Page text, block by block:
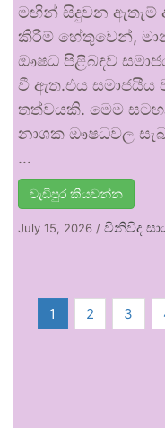
මඟින් සිදුවන ඇතැම්
කිරීම් හේතුවෙන්,
ඖෂධ පිළිබඳව
වී ඇත.එය සමාජයීය
තත්වයකි. මෙම
නාශක ඖෂධවල
…
වැඩිපුර කියවන්න
July 15, 2026 / විනිවිද
1 2 3